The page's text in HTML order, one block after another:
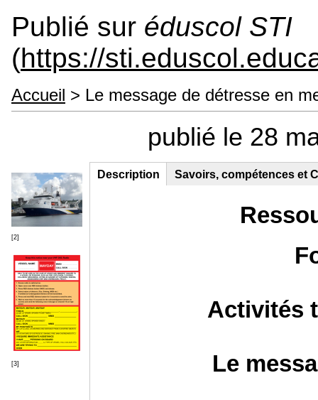
Publié sur éduscol STI
(https://
Accueil > Le message de détresse en
publié le 28
[2]
[3]
Contenu principal
Description (onglet
actif)
Savoirs, compétences et
Activités
Le